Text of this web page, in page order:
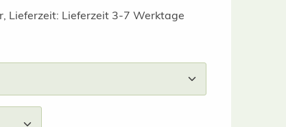
Lieferzeit: Lieferzeit 3-7 Werktage
Gib den gewünschten Wert ein